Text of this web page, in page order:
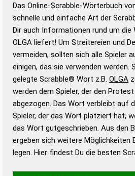
Wortwurzel liefert mit Hilfe eines
Wortanalyse-Algorithmus gute
Wortbedeutung, Worttrennung
Gültigkeit eines Wortes für das
bestimmen!
zugelassene Turnier
Wörterbücher sind:
Duden –
Duden –
Deutsch
Duden – Die
Duden –
Das Online-Scrabble-Wörterbuch
schnelle und einfache Art der
Dir auch Informationen rund um die
OLGA liefert! Um Streitereien und
vermeiden, sollten sich alle Spieler
einigen, das sie verwenden werden.
gelegte Scrabble® Wort z.B. OLGA
werden dem Spieler, der den
abgezogen. Das Wort verbleibt auf
Spieler, der das Wort platziert hat,
das Wort gutgeschrieben. Aus den
ergeben sich weitere Möglichkeiten
legen. Hier findest Du die besten